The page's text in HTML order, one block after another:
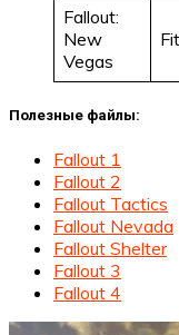
Fallout:
New
Vegas
Полезные файлы:
Fallout 1
Fallout 2
Fallout Tactics
Fallout Nevada
Fallout Shelter
Fallout 3
Fallout 4